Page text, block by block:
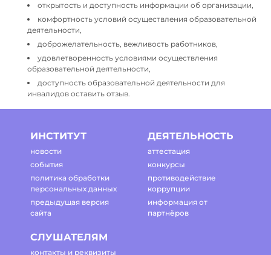
открытость и доступность информации об организации,
комфортность условий осуществления образовательной
деятельности,
доброжелательность, вежливость работников,
удовлетворенность условиями осуществления
образовательной деятельности,
доступность образовательной деятельности для
инвалидов оставить отзыв.
ИНСТИТУТ
новости
события
политика обработки
персональных данных
предыдущая версия
сайта
ДЕЯТЕЛЬНОСТЬ
аттестация
конкурсы
противодействие
коррупции
информация от
партнёров
СЛУШАТЕЛЯМ
контакты и реквизиты